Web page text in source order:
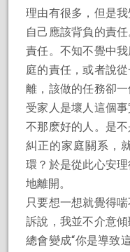
理由有很多，但是
自己應該背負的責
責任。不知不覺中
庭的責任，或者說
離，該做的任務卻
受家人是壞人這個
不那麽好的人。是
糾正的家庭關系，
環？於是從此心安
地離開。
只要想一想就覺得
訴說，我並不介意
總會變成“你是導致